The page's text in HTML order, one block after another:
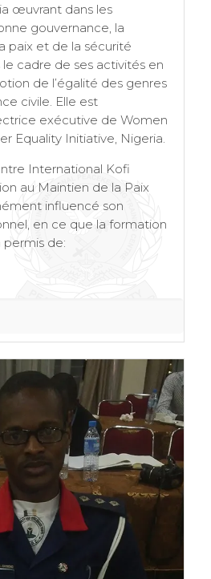
œuvrant dans les
gouvernance, la
paix et de la sécurité
le cadre de ses activités en
de l’égalité des genres
civile. Elle est
exécutive de Women
Equality Initiative, Nigeria.
International Kofi
au Maintien de la Paix
influencé son
en ce que la formation
permis de: